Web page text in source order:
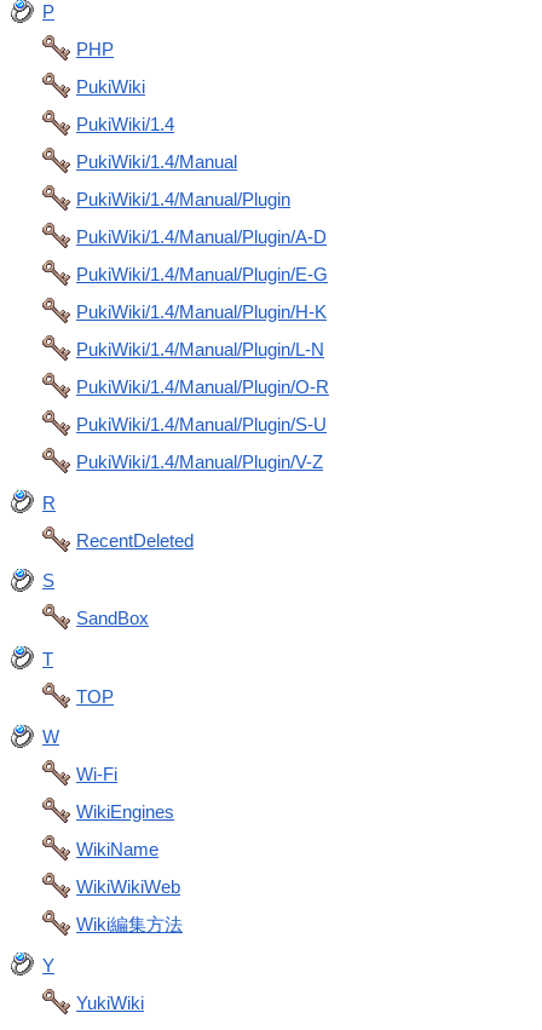
P
PHP
PukiWiki
PukiWiki/1.4
PukiWiki/1.4/Manual
PukiWiki/1.4/Manual/Plugin
PukiWiki/1.4/Manual/Plugin/A-D
PukiWiki/1.4/Manual/Plugin/E-G
PukiWiki/1.4/Manual/Plugin/H-K
PukiWiki/1.4/Manual/Plugin/L-N
PukiWiki/1.4/Manual/Plugin/O-R
PukiWiki/1.4/Manual/Plugin/S-U
PukiWiki/1.4/Manual/Plugin/V-Z
R
RecentDeleted
S
SandBox
T
TOP
W
Wi-Fi
WikiEngines
WikiName
WikiWikiWeb
Wiki編集方法
Y
YukiWiki